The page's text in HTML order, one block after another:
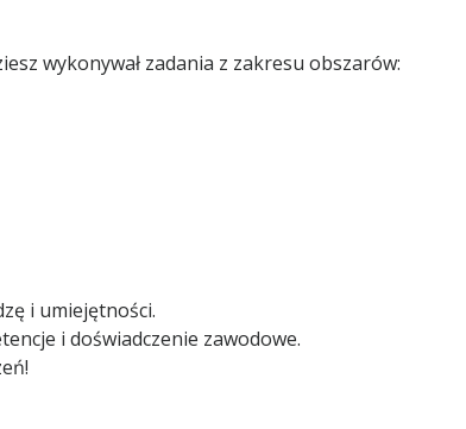
wykonywał zadania z zakresu obszarów:
i umiejętności.
i doświadczenie zawodowe.